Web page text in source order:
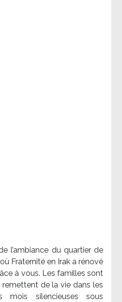
l’ambiance du quartier de
Fraternité en Irak a rénové
à vous. Les familles sont
remettent de la vie dans les
mois silencieuses sous